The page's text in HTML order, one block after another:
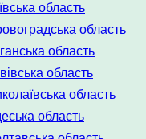
область
область
область
область
область
область